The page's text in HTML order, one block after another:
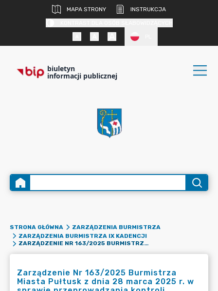
MAPA STRONY
INSTRUKCJA
biuletyn
informacji publicznej
STRONA GŁÓWNA
ZARZĄDZENIA BURMISTRZA
ZARZĄDZENIA BURMISTRZA IX KADENCJI
ZARZĄDZENIE NR 163/2025 BURMISTRZA MIASTA PUŁTUSK Z DNIA 28 MARCA 2025 R. W SPRAWIE PRZEPROWADZANIA KONTROLI PRZESTRZEGANIA ZASAD I WARUNKÓW KORZYSTANIA Z ZEZWOLEŃ NA SPRZEDAŻ NAPOJÓW ALKOHOLOWYCH NA TERENIE GMINY PUŁTUSK
Zarządzenie Nr 163/2025 Burmistrza
Miasta Pułtusk z dnia 28 marca 2025 r. w